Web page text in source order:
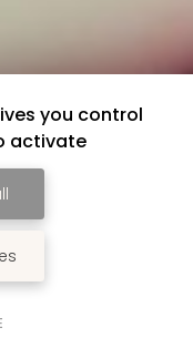
you control
activate